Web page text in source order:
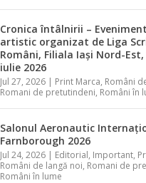
Cronica întâlnirii –
artistic organizat de Liga
Români, Filiala Iași Nord-
iulie 2026
Jul 27, 2026 | Print Marca, Români
Romani de pretutindeni, Români în
Salonul Aeronautic
Farnborough 2026
Jul 24, 2026 | Editorial, Important,
Români de langă noi, Romani de
Români în lume